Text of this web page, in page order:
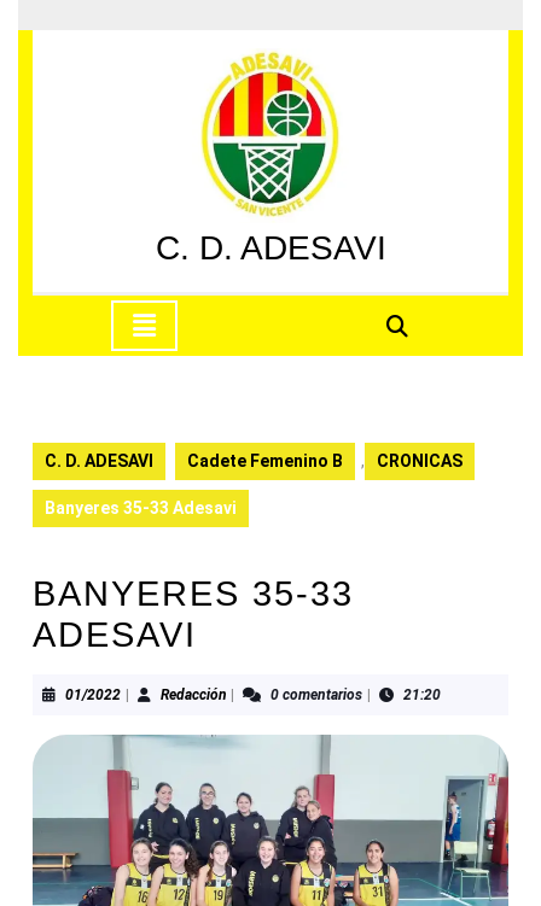
al
C. D. ADESAVI
apertura
C. D. ADESAVI Cadete Femenino B , CRONICAS
Banyeres 35-33 Adesavi
BANYERES 35-33
ADESAVI
01/202201/2022RedacciónRedacción0 comentarios 21:20